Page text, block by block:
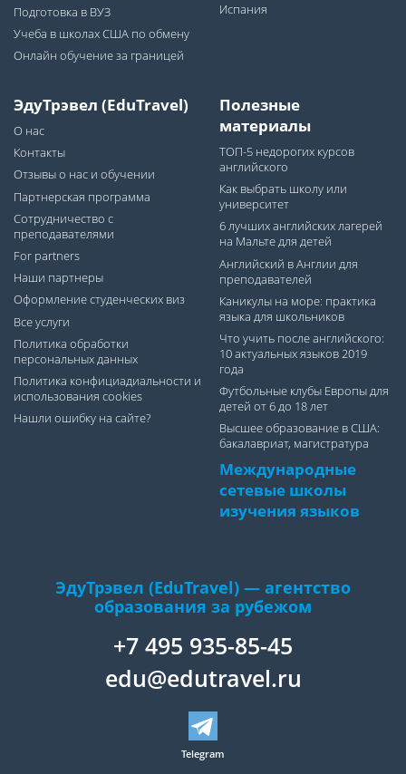
Подготовка в ВУЗ
Учеба в школах США по обмену
Онлайн обучение за границей
Испания
ЭдуТрэвел (EduTravel)
О нас
Контакты
Отзывы о нас и обучении
Партнерская программа
Сотрудничество с
преподавателями
For partners
Наши партнеры
Оформление студенческих виз
Все услуги
Политика обработки
персональных данных
Политика конфициадиальности и
использования cookies
Нашли ошибку на сайте?
Полезные
материалы
ТОП-5 недорогих курсов
английского
Как выбрать школу или
университет
6 лучших английских лагерей
на Мальте для детей
Английский в Англии для
преподавателей
Каникулы на море: практика
языка для школьников
Что учить после английского:
10 актуальных языков 2019
года
Футбольные клубы Европы для
детей от 6 до 18 лет
Высшее образование в США:
бакалавриат, магистратура
Международные
сетевые школы
изучения языков
ЭдуТрэвел (EduTravel) — агентство
образования за рубежом
+7 495 935-85-45
edu@edutravel.ru
Telegram